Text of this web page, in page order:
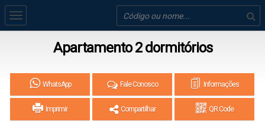
Apartamento 2 dormitórios
WhatsApp Fale Conosco Informações
Imprimir Compartilhar QR Code